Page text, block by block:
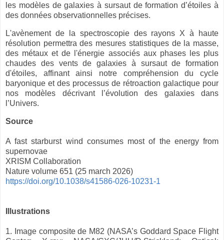
les modèles de galaxies à sursaut de formation d’étoiles à
des données observationnelles précises.
L'avènement de la spectroscopie des rayons X à haute
résolution permettra des mesures statistiques de la masse,
des métaux et de l'énergie associés aux phases les plus
chaudes des vents de galaxies à sursaut de formation
d'étoiles, affinant ainsi notre compréhension du cycle
baryonique et des processus de rétroaction galactique pour
nos modèles décrivant l’évolution des galaxies dans
l’Univers.
Source
A fast starburst wind consumes most of the energy from
supernovae
XRISM Collaboration
Nature volume 651 (25 march 2026)
https://doi.org/10.1038/s41586-026-10231-1
Illustrations
1. Image composite de M82 (NASA’s Goddard Space Flight